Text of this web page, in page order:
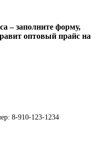
– заполните форму,
оптовый прайс на
8-910-123-1234